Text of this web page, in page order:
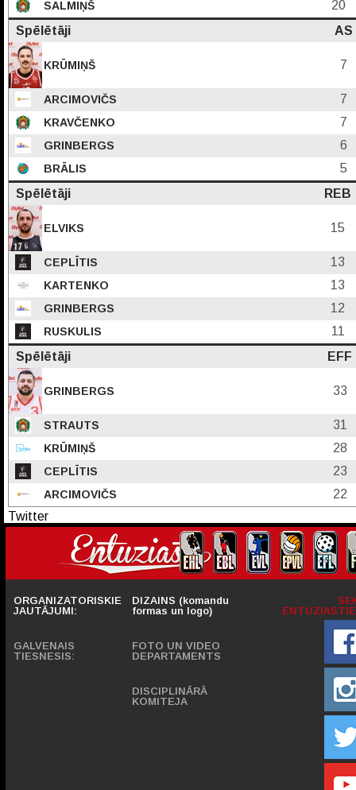
SALMIŅŠ
20
Spēlētāji
AS
KRŪMIŅŠ 7
ARCIMOVIČS 7
KRAVČENKO 7
GRINBERGS 6
BRĀLIS
5
Spēlētāji
REB
ELVIKS 15
CEPLĪTIS 13
KARTENKO 13
GRINBERGS 12
RUSKULIS
11
Spēlētāji
EFF
GRINBERGS 33
STRAUTS 31
KRŪMIŅŠ 28
CEPLĪTIS 23
ARCIMOVIČS
22
Twitter
ORGANIZATORISKIE
JAUTĀJUMI:
GALVENAIS
TIESNESIS:
DIZAINS (komandu
formas un logo)
FOTO UN VIDEO
DEPARTAMENTS
DISCIPLINĀRĀ
KOMITEJA